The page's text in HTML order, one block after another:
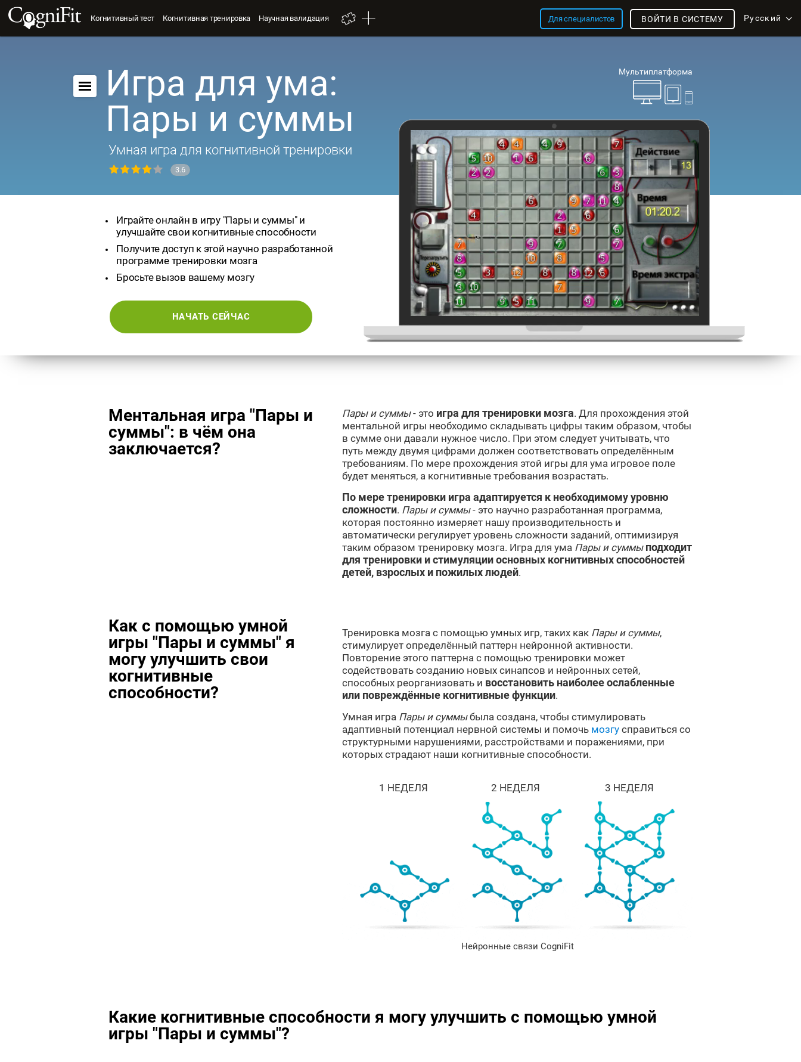
Когнитивный тест Когнитивная тренировка Научная валидация Для специалистов Русский
ВОЙТИ В СИСТЕМУ
Мультиплатформа
Игра для ума:
Пары и суммы
Умная игра для когнитивной тренировки
3.6
Играйте онлайн в игру "Пары и суммы" и
улучшайте свои когнитивные способности
Получите доступ к этой научно разработанной
программе тренировки мозга
Бросьте вызов вашему мозгу
НАЧАТЬ СЕЙЧАС
Ментальная игра "Пары и
суммы": в чём она
заключается?
Пары и суммы- это игра для тренировки мозга. Для прохождения этой
ментальной игры необходимо складывать цифры таким образом, чтобы
в сумме они давали нужное число. При этом следует учитывать, что
путь между двумя цифрами должен соответствовать определённым
требованиям. По мере прохождения этой игры для ума игровое поле
будет меняться, а когнитивные требования возрастать.
По мере тренировки игра адаптируется к необходимому уровню
сложности. Пары и суммы- это научно разработанная программа,
которая постоянно измеряет нашу производительность и
автоматически регулирует уровень сложности заданий, оптимизируя
таким образом тренировку мозга. Игра для ума Пары и суммы подходит
для тренировки и стимуляции основных когнитивных способностей
детей, взрослых и пожилых людей.
Как с помощью умной
игры "Пары и суммы" я
могу улучшить свои
когнитивные
способности?
Тренировка мозга с помощью умных игр, таких как Пары и суммы,
стимулирует определённый паттерн нейронной активности.
Повторение этого паттерна с помощью тренировки может
содействовать созданию новых синапсов и нейронных сетей,
способных реорганизовать и восстановить наиболее ослабленные
или повреждённые когнитивные функции.
Умная игра Пары и суммыбыла создана, чтобы стимулировать
адаптивный потенциал нервной системы и помочь мозгу справиться со
структурными нарушениями, расстройствами и поражениями, при
которых страдают наши когнитивные способности.
1 НЕДЕЛЯ 2 НЕДЕЛЯ 3 НЕДЕЛЯ
Нейронные связи CogniFit
Какие когнитивные способности я могу улучшить с помощью умной
игры "Пары и суммы"?